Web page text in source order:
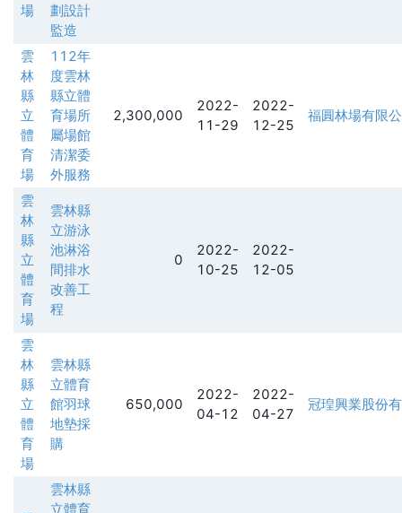
場
劃設計
監造
雲
林
縣
立
體
育
場
112年
度雲林
縣立體
育場所
屬場館
清潔委
外服務
2,300,000
2022-
11-29
2022-
12-25
福圓林場有限
雲
林
縣
立
體
育
場
雲林縣
立游泳
池淋浴
間排水
改善工
程
0
2022-
10-25
2022-
12-05
雲
林
縣
立
體
育
場
雲林縣
立體育
館羽球
地墊採
購
650,000
2022-
04-12
2022-
04-27
冠瑝興業股份
雲林縣
立體育